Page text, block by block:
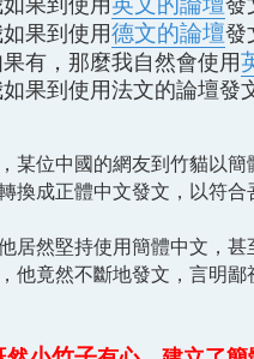
果到使用 發
果到使用德文的論壇發
有，那麼我自然會使用
果到使用法文的論壇發
某位中國的網友到竹貓以簡
換成正體中文發文，以符合
居然堅持使用簡體中文，甚
他竟然不斷地發文，言明鄙